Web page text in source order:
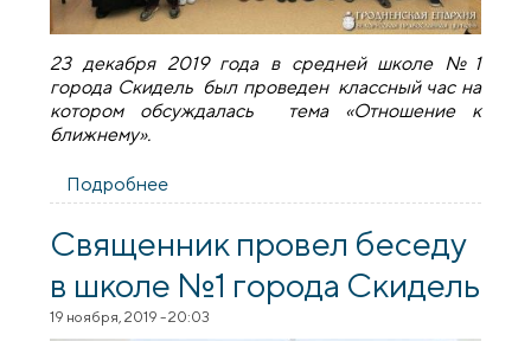
23 декабря 2019 года в средней школе №1
города Скидель был проведен классный час на
котором обсуждалась тема «Отношение к
ближнему».
Подробнее
принял участие в школьном мероприятии
Священник провел беседу
в школе №1 города Скидель
19 ноября, 2019 - 20:03